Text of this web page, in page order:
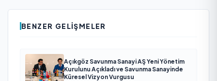
BENZER GELIŞMELER
Açıkgöz Savunma Sanayi AŞ Yeni Yönetim
Kurulunu Açıkladı ve Savunma Sanayinde
Küresel Vizyon Vurgusu